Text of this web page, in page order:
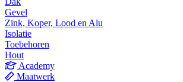
Gevel
Zink, Koper, Lood en Alu
Isolatie
Toebehoren
Hout
Academy
Maatwerk